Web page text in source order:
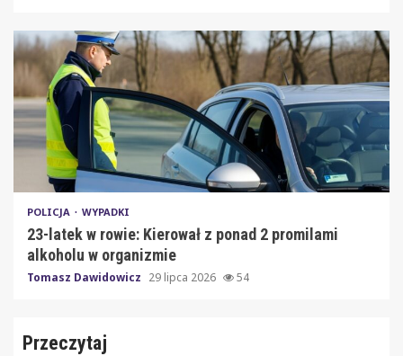
POLICJA WYPADKI
23-latek w rowie: Kierował z ponad 2 promilami
alkoholu w organizmie
Tomasz Dawidowicz 29 lipca 2026 54
Przeczytaj